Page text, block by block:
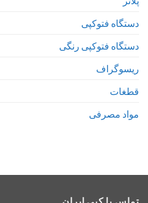
دستگاه فتوکپی
دستگاه فتوکپی رنگی
ریسوگراف
قطغات
مواد مصرفی